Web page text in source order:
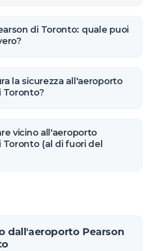
di Toronto: quale puoi
la sicurezza all'aeroporto
Toronto?
vicino all'aeroporto
Toronto (al di fuori del
dall'aeroporto Pearson